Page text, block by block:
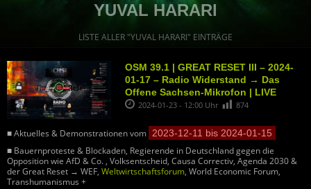
YUVAL HARARI
LISTE ALLER "YUVAL HARARI" EINTRÄGE
OSM 39.1 | GREAT RESET III – 2024-
01-17 – Radio Widerstand → Das
Offene Sachsen-Mikrofon | LIVE
2024-01-23 - 12:00 Uhr 874
■ Aktuelles & Demonstrationen vom 2023-12-11 bis 2024-01-15
■ Bauernproteste & Blockaden, Regierende in Deutschland gegen die
Opposition wie AfD & Co. , Volksentscheid, Causa Correctiv, Agenda 2030 &
der Great Reset → WEF, Weltwirtschaftsforum, World Economic Forum,
Transhumanismus +